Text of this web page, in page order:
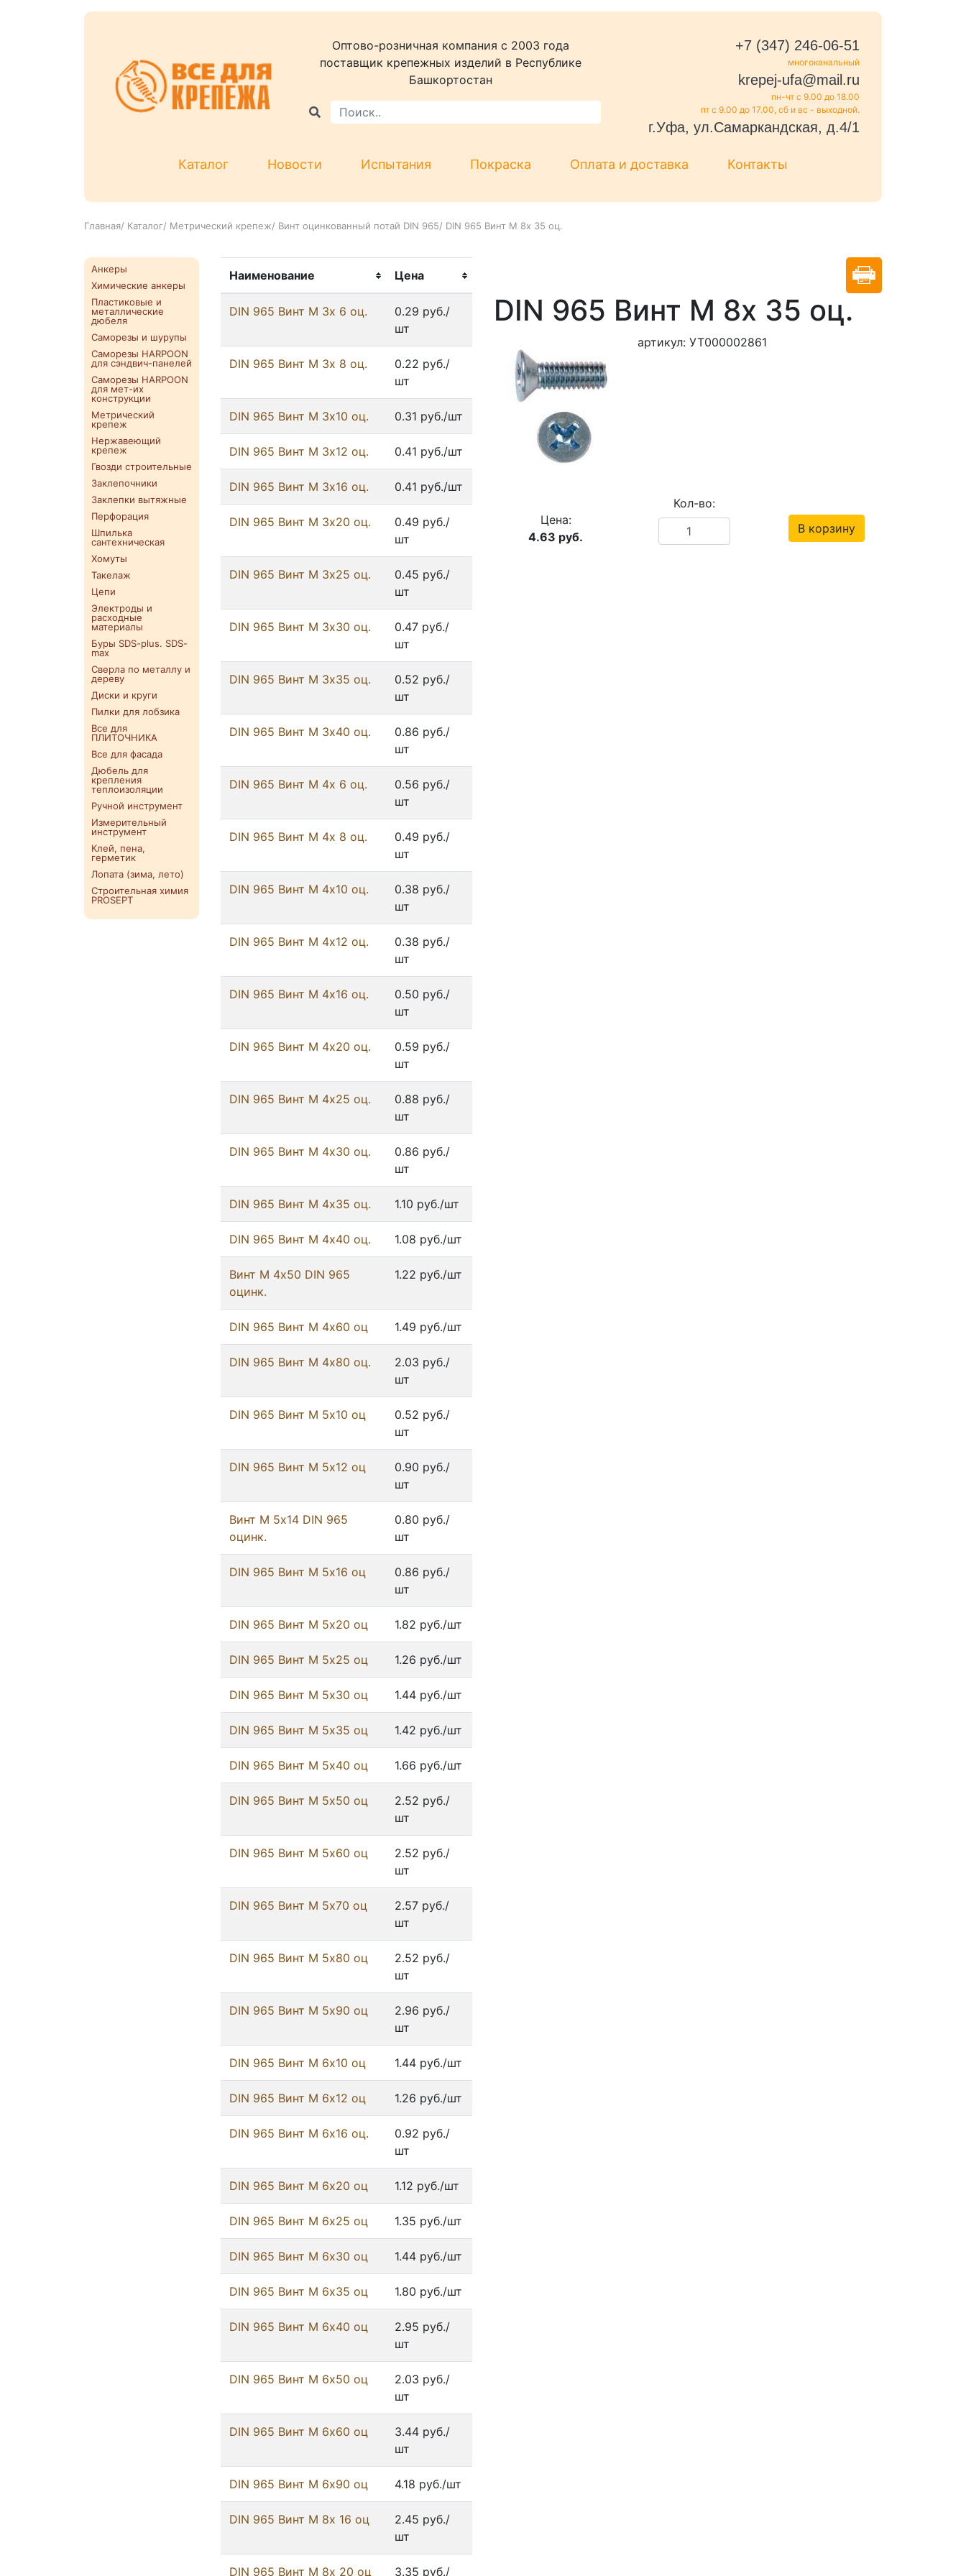
Оптово-розничная компания c 2003 года
поставщик крепежных изделий в Республике
Башкортостан
+7 (347) 246-06-51
многоканальный
krepej-ufa@mail.ru
пн-чт с 9.00 до 18.00
пт с 9.00 до 17.00, сб и вс - выходной.
г.Уфа, ул.Самаркандская, д.4/1
Каталог Новости Испытания Покраска Оплата и доставка Контакты
Главная/ Каталог/ Метрический крепеж/ Винт оцинкованный потай DIN 965/ DIN 965 Винт М 8х 35 оц.
Анкеры
Химические анкеры
Пластиковые и
металлические
дюбеля
Саморезы и шурупы
Саморезы HARPOON
для сэндвич-панелей
Саморезы HARPOON
для мет-их
конструкции
Метрический
крепеж
Нержавеющий
крепеж
Гвозди строительные
Заклепочники
Заклепки вытяжные
Перфорация
Шпилька
сантехническая
Хомуты
Такелаж
Цепи
Электроды и
расходные
материалы
Буры SDS-plus. SDS-
max
Сверла по металлу и
дереву
Диски и круги
Пилки для лобзика
Все для
ПЛИТОЧНИКА
Все для фасада
Дюбель для
крепления
теплоизоляции
Ручной инструмент
Измерительный
инструмент
Клей, пена,
герметик
Лопата (зима, лето)
Строительная химия
PROSEPT
Наименование Цена
DIN 965 Винт М 3х 6 оц.
0.29 руб./
шт
DIN 965 Винт М 3х 8 оц.
0.22 руб./
шт
DIN 965 Винт М 3х10 оц. 0.31 руб./шт
DIN 965 Винт М 3х12 оц. 0.41 руб./шт
DIN 965 Винт М 3х16 оц. 0.41 руб./шт
DIN 965 Винт М 3х20 оц.
0.49 руб./
шт
DIN 965 Винт М 3х25 оц.
0.45 руб./
шт
DIN 965 Винт М 3х30 оц.
0.47 руб./
шт
DIN 965 Винт М 3х35 оц.
0.52 руб./
шт
DIN 965 Винт М 3х40 оц.
0.86 руб./
шт
DIN 965 Винт М 4х 6 оц.
0.56 руб./
шт
DIN 965 Винт М 4х 8 оц.
0.49 руб./
шт
DIN 965 Винт М 4х10 оц.
0.38 руб./
шт
DIN 965 Винт М 4х12 оц.
0.38 руб./
шт
DIN 965 Винт М 4х16 оц.
0.50 руб./
шт
DIN 965 Винт М 4х20 оц.
0.59 руб./
шт
DIN 965 Винт М 4х25 оц.
0.88 руб./
шт
DIN 965 Винт М 4х30 оц.
0.86 руб./
шт
DIN 965 Винт М 4х35 оц. 1.10 руб./шт
DIN 965 Винт М 4х40 оц. 1.08 руб./шт
Винт М 4х50 DIN 965
оцинк.
1.22 руб./шт
DIN 965 Винт М 4х60 оц 1.49 руб./шт
DIN 965 Винт М 4х80 оц.
2.03 руб./
шт
DIN 965 Винт М 5х10 оц
0.52 руб./
шт
DIN 965 Винт М 5х12 оц
0.90 руб./
шт
Винт М 5х14 DIN 965
оцинк.
0.80 руб./
шт
DIN 965 Винт М 5х16 оц
0.86 руб./
шт
DIN 965 Винт М 5х20 оц 1.82 руб./шт
DIN 965 Винт М 5х25 оц 1.26 руб./шт
DIN 965 Винт М 5х30 оц 1.44 руб./шт
DIN 965 Винт М 5х35 оц 1.42 руб./шт
DIN 965 Винт М 5х40 оц 1.66 руб./шт
DIN 965 Винт М 5х50 оц
2.52 руб./
шт
DIN 965 Винт М 5х60 оц
2.52 руб./
шт
DIN 965 Винт М 5х70 оц
2.57 руб./
шт
DIN 965 Винт М 5х80 оц
2.52 руб./
шт
DIN 965 Винт М 5х90 оц
2.96 руб./
шт
DIN 965 Винт М 6х10 оц 1.44 руб./шт
DIN 965 Винт М 6х12 оц 1.26 руб./шт
DIN 965 Винт М 6х16 оц.
0.92 руб./
шт
DIN 965 Винт М 6х20 оц 1.12 руб./шт
DIN 965 Винт М 6х25 оц 1.35 руб./шт
DIN 965 Винт М 6х30 оц 1.44 руб./шт
DIN 965 Винт М 6х35 оц 1.80 руб./шт
DIN 965 Винт М 6х40 оц
2.95 руб./
шт
DIN 965 Винт М 6х50 оц
2.03 руб./
шт
DIN 965 Винт М 6х60 оц
3.44 руб./
шт
DIN 965 Винт М 6х90 оц 4.18 руб./шт
DIN 965 Винт М 8х 16 оц
2.45 руб./
шт
DIN 965 Винт М 8х 20 оц 3.35 руб./
DIN 965 Винт М 8х 35 оц.
артикул: УТ000002861
Цена:
4.63 руб.
Кол-во:
В корзину